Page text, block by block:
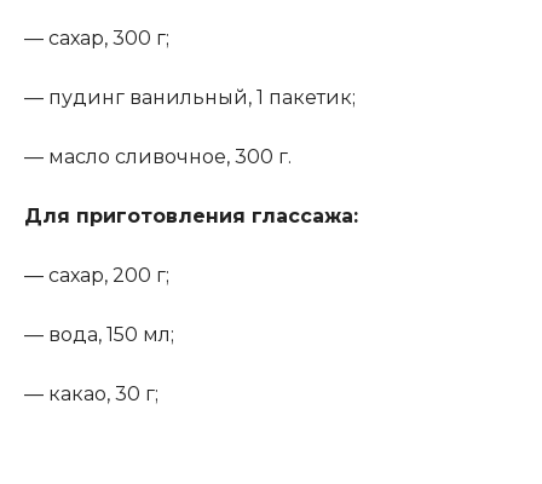
— сахар, 300 г;
— пудинг ванильный, 1 пакетик;
— масло сливочное, 300 г.
Для приготовления глассажа:
— сахар, 200 г;
— вода, 150 мл;
— какао, 30 г;